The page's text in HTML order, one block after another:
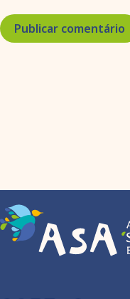
Publicar comentário